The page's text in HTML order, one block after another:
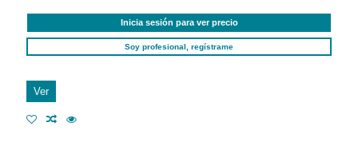
Inicia sesión para ver precio
Soy profesional, regístrame
Ver